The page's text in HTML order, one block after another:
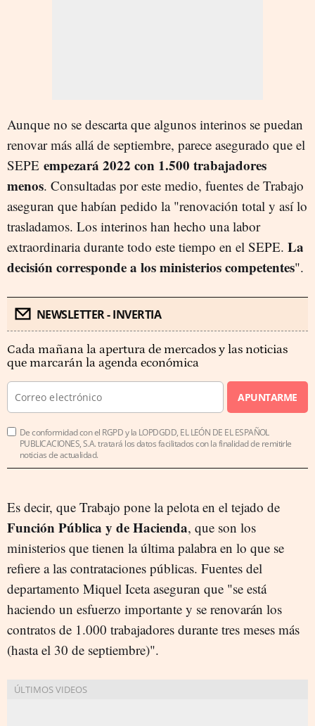
Aunque no se descarta que algunos interinos se puedan
renovar más allá de septiembre, parece asegurado que el
SEPE empezará 2022 con 1.500 trabajadores
menos. Consultadas por este medio, fuentes de Trabajo
aseguran que habían pedido la "renovación total y así lo
trasladamos. Los interinos han hecho una labor
extraordinaria durante todo este tiempo en el SEPE. La
decisión corresponde a los ministerios competentes".
NEWSLETTER - INVERTIA
Cada mañana la apertura de mercados y las noticias
que marcarán la agenda económica
APUNTARME
De conformidad con el RGPD y la LOPDGDD, EL LEÓN DE EL ESPAÑOL
PUBLICACIONES, S.A. tratará los datos facilitados con la finalidad de remitirle
noticias de actualidad.
Es decir, que Trabajo pone la pelota en el tejado de
Función Pública y de Hacienda, que son los
ministerios que tienen la última palabra en lo que se
refiere a las contrataciones públicas. Fuentes del
departamento Miquel Iceta aseguran que "se está
haciendo un esfuerzo importante y se renovarán los
contratos de 1.000 trabajadores durante tres meses más
(hasta el 30 de septiembre)".